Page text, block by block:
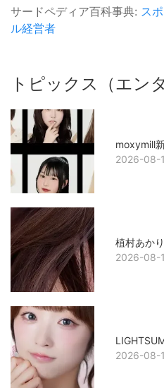
サードペディア百科事典: ス
ル経営者
トピックス（エン
moxymill
2026-08-
植村あか
2026-08-
2026-08-